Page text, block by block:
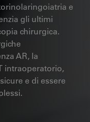
e
gli ultimi
chirurgica.
AR, la
intraoperatorio,
e di essere